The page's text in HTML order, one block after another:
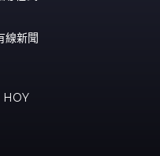
線新聞
HOY